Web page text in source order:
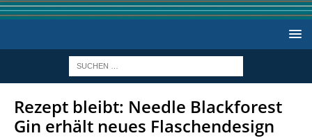
Rezept bleibt: Needle Blackforest
Gin erhält neues Flaschendesign